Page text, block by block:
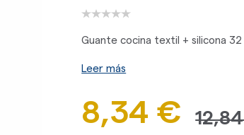
Guante cocina textil + silicona 32
Leer más
8,34 €